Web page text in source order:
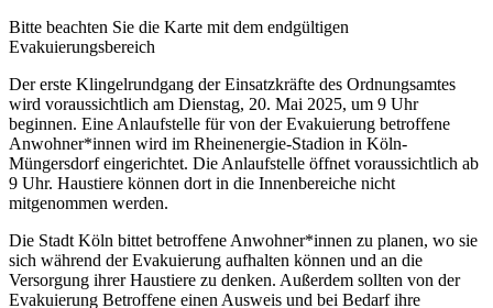
Bitte beachten Sie die Karte mit dem endgültigen
Evakuierungsbereich
Der erste Klingelrundgang der Einsatzkräfte des Ordnungsamtes
wird voraussichtlich am Dienstag, 20. Mai 2025, um 9 Uhr
beginnen. Eine Anlaufstelle für von der Evakuierung betroffene
Anwohner*innen wird im Rheinenergie-Stadion in Köln-
Müngersdorf eingerichtet. Die Anlaufstelle öffnet voraussichtlich ab
9 Uhr. Haustiere können dort in die Innenbereiche nicht
mitgenommen werden.
Die Stadt Köln bittet betroffene Anwohner*innen zu planen, wo sie
sich während der Evakuierung aufhalten können und an die
Versorgung ihrer Haustiere zu denken. Außerdem sollten von der
Evakuierung Betroffene einen Ausweis und bei Bedarf ihre